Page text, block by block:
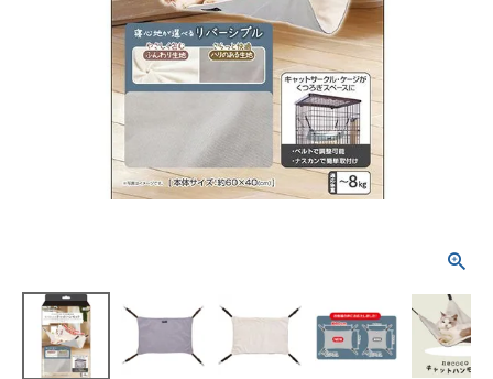
ACCOUNT MENU
ようこそ ゲスト 様
person 新規会員登録